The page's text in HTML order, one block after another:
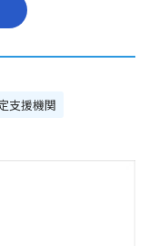
支援機関